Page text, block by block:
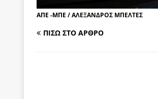
[ 3 Αυγούστου 2026 ]
ΑΠΕ -ΜΠΕ / ΑΛΕΞΑΝΔΡΟΣ ΜΠΕΛΤΕΣ
ΠΙΣΩ ΣΤΟ ΑΡΘΡΟ